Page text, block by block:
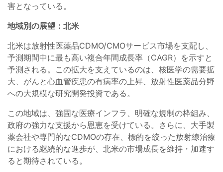
害となっている。
地域別の展望：北米
北米は放射性医薬品CDMO/CMOサービス市場を支配し、
予測期間中に最も高い複合年間成長率（CAGR）を示すと
予測される。この拡大を支えているのは、核医学の需要拡
大、がんと心血管疾患の有病率の上昇、放射性医薬品分野
への大規模な研究開発投資である。
この地域は、強固な医療インフラ、明確な規制の枠組み、
政府の強力な支援から恩恵を受けている。さらに、大手製
薬会社や専門的なCDMOの存在、標的を絞った放射線治療
における継続的な進歩が、北米の市場成長を維持・加速す
ると期待されている。